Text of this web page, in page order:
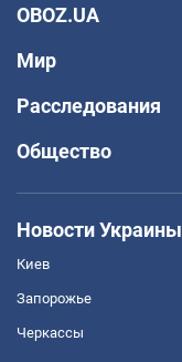
OBOZ.UA
Мир
Расследования
Общество
Новости Украины
Киев
Запорожье
Черкассы